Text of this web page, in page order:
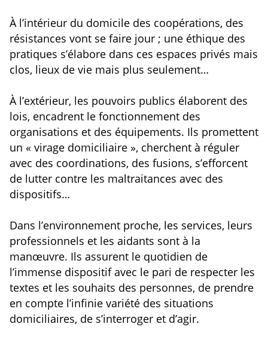
À l’intérieur du domicile des coopérations, des
résistances vont se faire jour ; une éthique des
pratiques s’élabore dans ces espaces privés mais
clos, lieux de vie mais plus seulement…
À l’extérieur, les pouvoirs publics élaborent des
lois, encadrent le fonctionnement des
organisations et des équipements. Ils promettent
un « virage domiciliaire », cherchent à réguler
avec des coordinations, des fusions, s’efforcent
de lutter contre les maltraitances avec des
dispositifs…
Dans l’environnement proche, les services, leurs
professionnels et les aidants sont à la
manœuvre. Ils assurent le quotidien de
l’immense dispositif avec le pari de respecter les
textes et les souhaits des personnes, de prendre
en compte l’infinie variété des situations
domiciliaires, de s’interroger et d’agir.